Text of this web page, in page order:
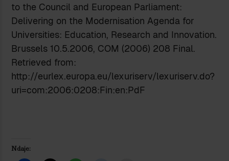
to the Council and European Parliament:
Delivering on the Modernisation Agenda for
Universities: Education, Research and Innovation.
Brussels 10.5.2006, COM (2006) 208 Final.
Retrieved from:
http://eurlex.europa.eu/lexuriserv/lexuriserv.do?
uri=com:2006:0208:Fin:en:PdF
Ndaje: